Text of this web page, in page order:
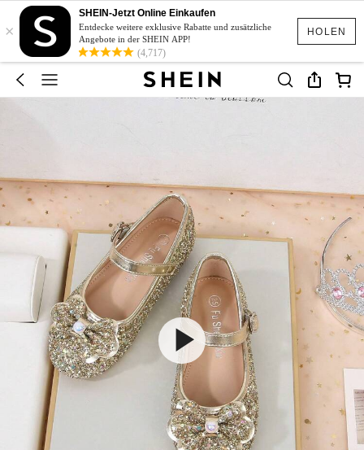
HOLEN
×
SHEIN-Jetzt Online Einkaufen
Entdecke weitere exklusive Rabatte und zusätzliche
Angebote in der SHEIN APP!
(4,717)